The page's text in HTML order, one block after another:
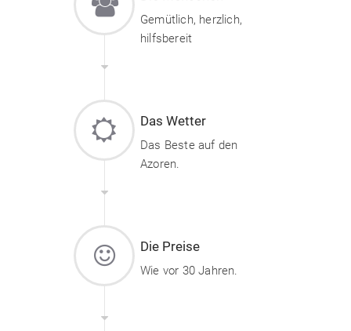
Gemütlich, herzlich,
hilfsbereit
Das Wetter
Das Beste auf den
Azoren.
Die Preise
Wie vor 30 Jahren.